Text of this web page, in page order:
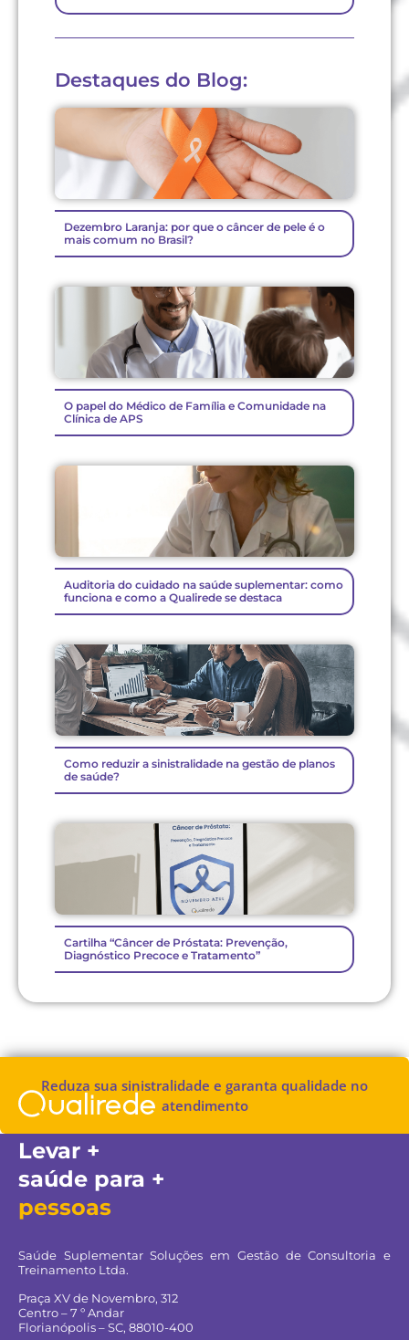
Destaques do Blog:
Dezembro Laranja: por que o câncer de pele é o
mais comum no Brasil?
O papel do Médico de Família e Comunidade na
Clínica de APS
Auditoria do cuidado na saúde suplementar: como
funciona e como a Qualirede se destaca
Como reduzir a sinistralidade na gestão de planos
de saúde?
Cartilha “Câncer de Próstata: Prevenção,
Diagnóstico Precoce e Tratamento”
Reduza sua sinistralidade e garanta qualidade no
atendimento
Levar +
saúde para +
pessoas
Saúde Suplementar Soluções em Gestão de Consultoria e
Treinamento Ltda.
Praça XV de Novembro, 312
Centro – 7 º Andar
Florianópolis – SC, 88010-400